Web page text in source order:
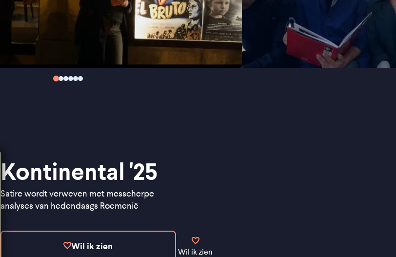
Kontinental '25
Satire wordt verweven met messcherpe
analyses van hedendaags Roemenië
Wil ik zien
Wil ik zien